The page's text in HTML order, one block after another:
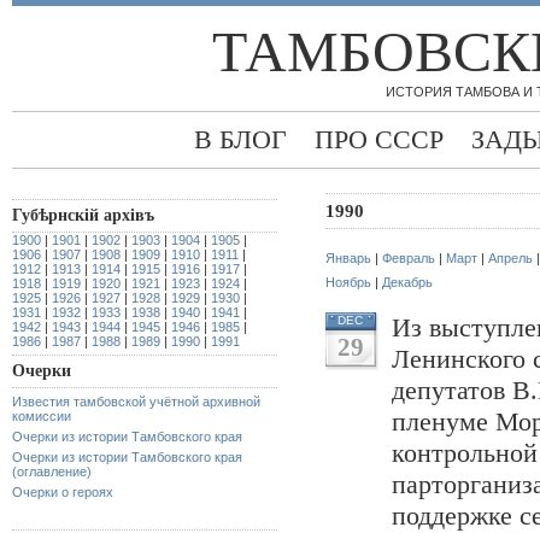
ИСТОРИЯ ТАМБОВА
В БЛОГ ПРО СССР
Губѣрнскiй архiвъ
1900 | 1901 | 1902 | 1903 | 1904 | 1905 |
1906 | 1907 | 1908 | 1909 | 1910 | 1911 |
1912 | 1913 | 1914 | 1915 | 1916 | 1917 |
1918 | 1919 | 1920 | 1921 | 1923 | 1924 |
1925 | 1926 | 1927 | 1928 | 1929 | 1930 |
1931 | 1932 | 1933 | 1938 | 1940 | 1941 |
1942 | 1943 | 1944 | 1945 | 1946 | 1985 |
1986 | 1987 | 1988 | 1989 | 1990 | 1991
Очерки
Известия тамбовской учётной архивной
комиссии
Очерки из истории Тамбовского края
Очерки из истории Тамбовского края
(оглавление)
Очерки о героях
1990
Январь | Февраль | Март | Апрель
Ноябрь | Декабрь
DEC
29
Из
Ленинского
депутатов
пленуме
поддержке